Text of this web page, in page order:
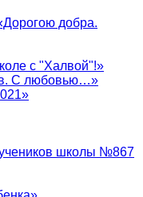
добра.
с "Халвой"!»
С любовью…»
школы №867